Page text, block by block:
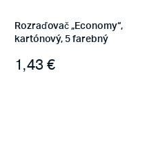
Rozraďovač „Economy“,
kartónový, 5 farebný
1,43 €